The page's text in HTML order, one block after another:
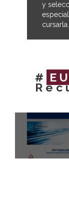
y
cursarla.
#